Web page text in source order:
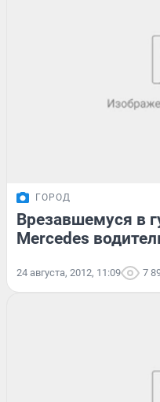
ГОРОД
Врезавшемуся в
Mercedes
24 августа, 2012, 11:09 7